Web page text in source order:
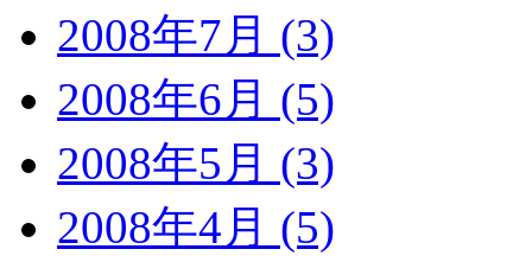
2008年7月 (3)
2008年6月 (5)
2008年5月 (3)
2008年4月 (5)